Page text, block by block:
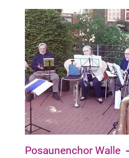
Walle Walle, Utbremen,
Posaunenchor Walle